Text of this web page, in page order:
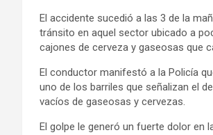
El accidente sucedió a las 3 de la
tránsito en aquel sector ubicado a
cajones de cerveza y gaseosas que
El conductor manifestó a la Policía
uno de los barriles que señalizan el
vacíos de gaseosas y cervezas.
El golpe le generó un fuerte dolor en